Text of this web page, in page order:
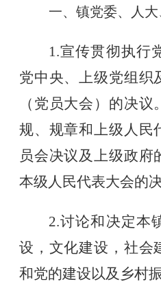
一、镇党委、人大
1.宣传贯彻执行
党中央、上级党组织
（党员大会）的决
规、规章和上级人民
员会决议及上级政府
本级人民代表大会的决
2.讨论和决定本
设，文化建设，社会
和党的建设以及乡村